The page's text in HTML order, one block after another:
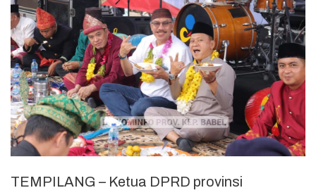
TEMPILANG – Ketua DPRD provinsi